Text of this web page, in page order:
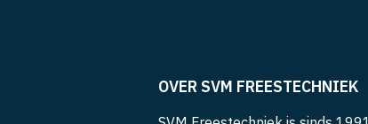
OVER SVM FREESTECHNIEK